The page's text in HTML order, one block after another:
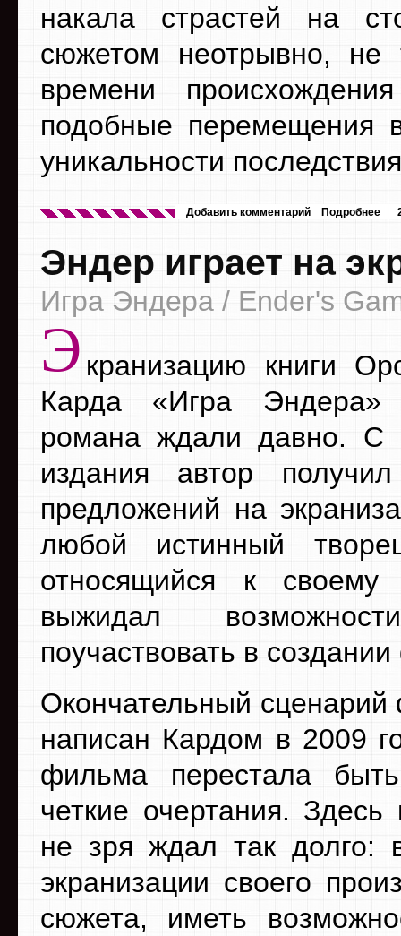
накала страстей на
сюжетом неотрывно, не
времени
подобные перемещения
уникальности
Добавить комментарий Подробнее
Эндер играет на
Игра Эндера / Ender's
Э кранизацию книги
Карда «Игра Эндера»
романа ждали давно. С
издания автор
предложений на
любой истинный
относящийся к
выжидал
поучаствовать в
Окончательный
написан Кардом в 2009
фильма перестала
четкие очертания.
не зря ждал так долго:
экранизации своего
сюжета, иметь